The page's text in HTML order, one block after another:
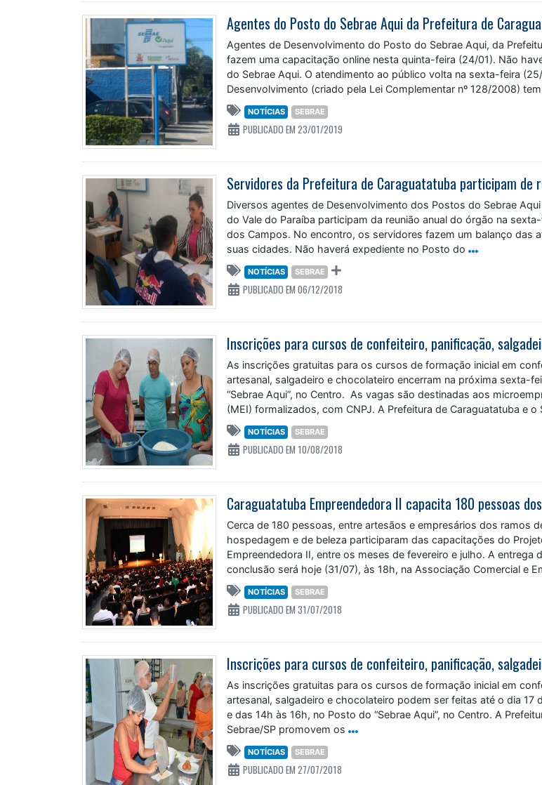
Agentes de Desenvolvimento do Posto do Sebrae Aqui, da
fazem uma capacitação online nesta quinta-feira (24/01). Não
do Sebrae Aqui. O atendimento ao público volta na sexta-feira
Desenvolvimento (criado pela Lei Complementar nº 128/2008)
no
NOTÍCIAS SEBRAE
PUBLICADO EM 23/01/2019
Diversos agentes de Desenvolvimento dos Postos do Sebrae Aqui
do Vale do Paraíba participam da reunião anual do órgão na
dos Campos. No encontro, os servidores fazem um balanço das
suas cidades. Não haverá expediente no Posto do
NOTÍCIAS SEBRAE
PUBLICADO EM 06/12/2018
As inscrições gratuitas para os cursos de formação inicial em
artesanal, salgadeiro e chocolateiro encerram na próxima sexta-
“Sebrae Aqui”, no Centro. As vagas são destinadas aos
(MEI) formalizados, com CNPJ. A Prefeitura de Caraguatatuba e o
cursos nos
NOTÍCIAS SEBRAE
PUBLICADO EM 10/08/2018
Cerca de 180 pessoas, entre artesãos e empresários dos ramos
hospedagem e de beleza participaram das capacitações do
Empreendedora II, entre os meses de fevereiro e julho. A entrega
conclusão será hoje (31/07), às 18h, na Associação Comercial e
Caraguatatuba
NOTÍCIAS SEBRAE
PUBLICADO EM 31/07/2018
As inscrições gratuitas para os cursos de formação inicial em
artesanal, salgadeiro e chocolateiro podem ser feitas até o dia 17
e das 14h às 16h, no Posto do “Sebrae Aqui”, no Centro. A
Sebrae/SP promovem os
NOTÍCIAS SEBRAE
PUBLICADO EM 27/07/2018